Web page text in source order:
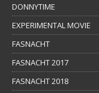
DONNYTIME
EXPERIMENTAL MOVIE
FASNACHT
FASNACHT 2017
FASNACHT 2018